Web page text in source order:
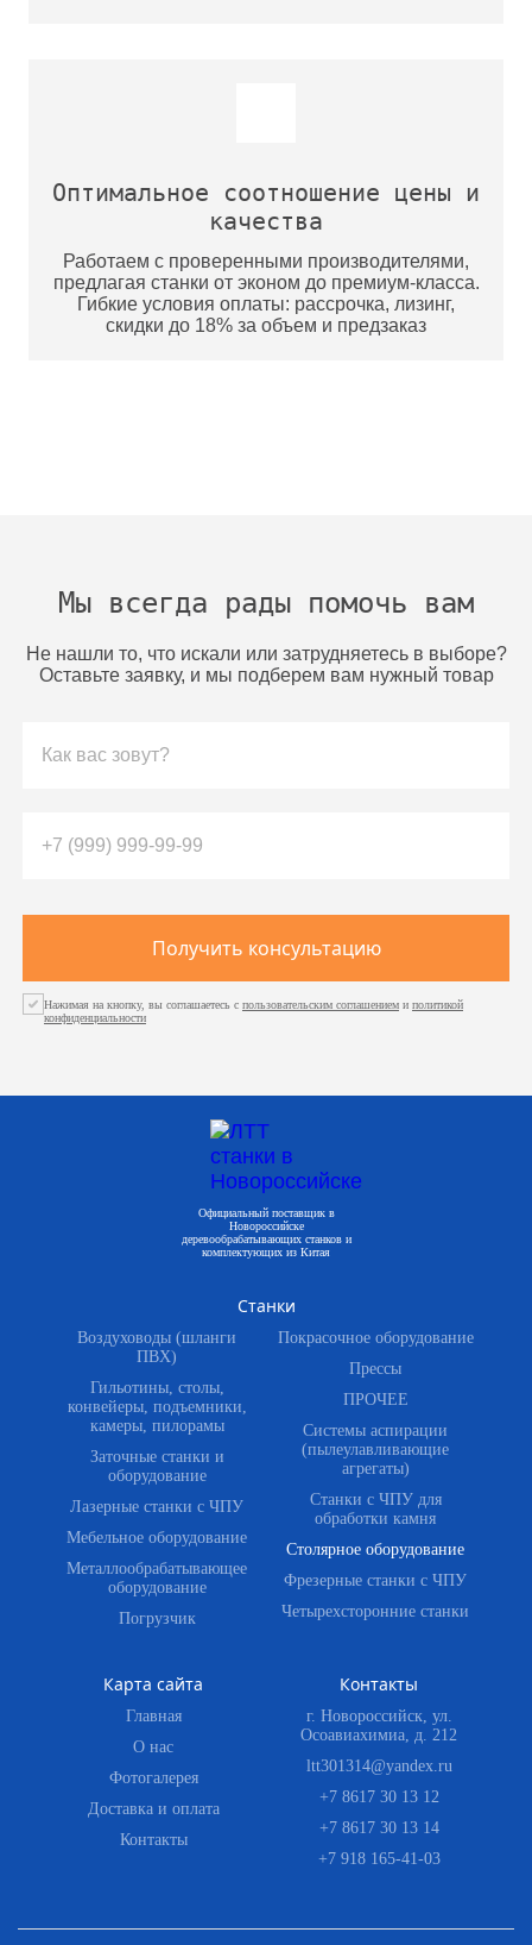
Оптимальное соотношение цены и
качества
Работаем с проверенными производителями,
предлагая станки от эконом до премиум-класса.
Гибкие условия оплаты: рассрочка, лизинг,
скидки до 18% за объем и предзаказ
Мы всегда рады помочь вам
Не нашли то, что искали или затрудняетесь в выборе?
Оставьте заявку, и мы подберем вам нужный товар
Получить консультацию
Нажимая на кнопку, вы соглашаетесь с пользовательским соглашением и политикой
конфиденциальности
Официальный поставщик в
Новороссийске
деревообрабатывающих станков и
комплектующих из Китая
Станки
Воздуховоды (шланги
ПВХ)
Гильотины, столы,
конвейеры, подъемники,
камеры, пилорамы
Заточные станки и
оборудование
Лазерные станки с ЧПУ
Мебельное оборудование
Металлообрабатывающее
оборудование
Погрузчик
Покрасочное оборудование
Прессы
ПРОЧЕЕ
Системы аспирации
(пылеулавливающие
агрегаты)
Станки с ЧПУ для
обработки камня
Столярное оборудование
Фрезерные станки с ЧПУ
Четырехсторонние станки
Карта сайта
Главная
О нас
Фотогалерея
Доставка и оплата
Контакты
Контакты
г. Новороссийск, ул.
Осоавиахимиа, д. 212
ltt301314@yandex.ru
+7 8617 30 13 12
+7 8617 30 13 14
+7 918 165-41-03